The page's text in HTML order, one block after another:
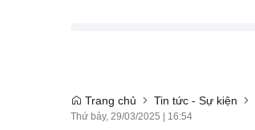
Trang chủ Tin tức - Sự kiện
Thứ bảy, 29/03/2025 | 16:54